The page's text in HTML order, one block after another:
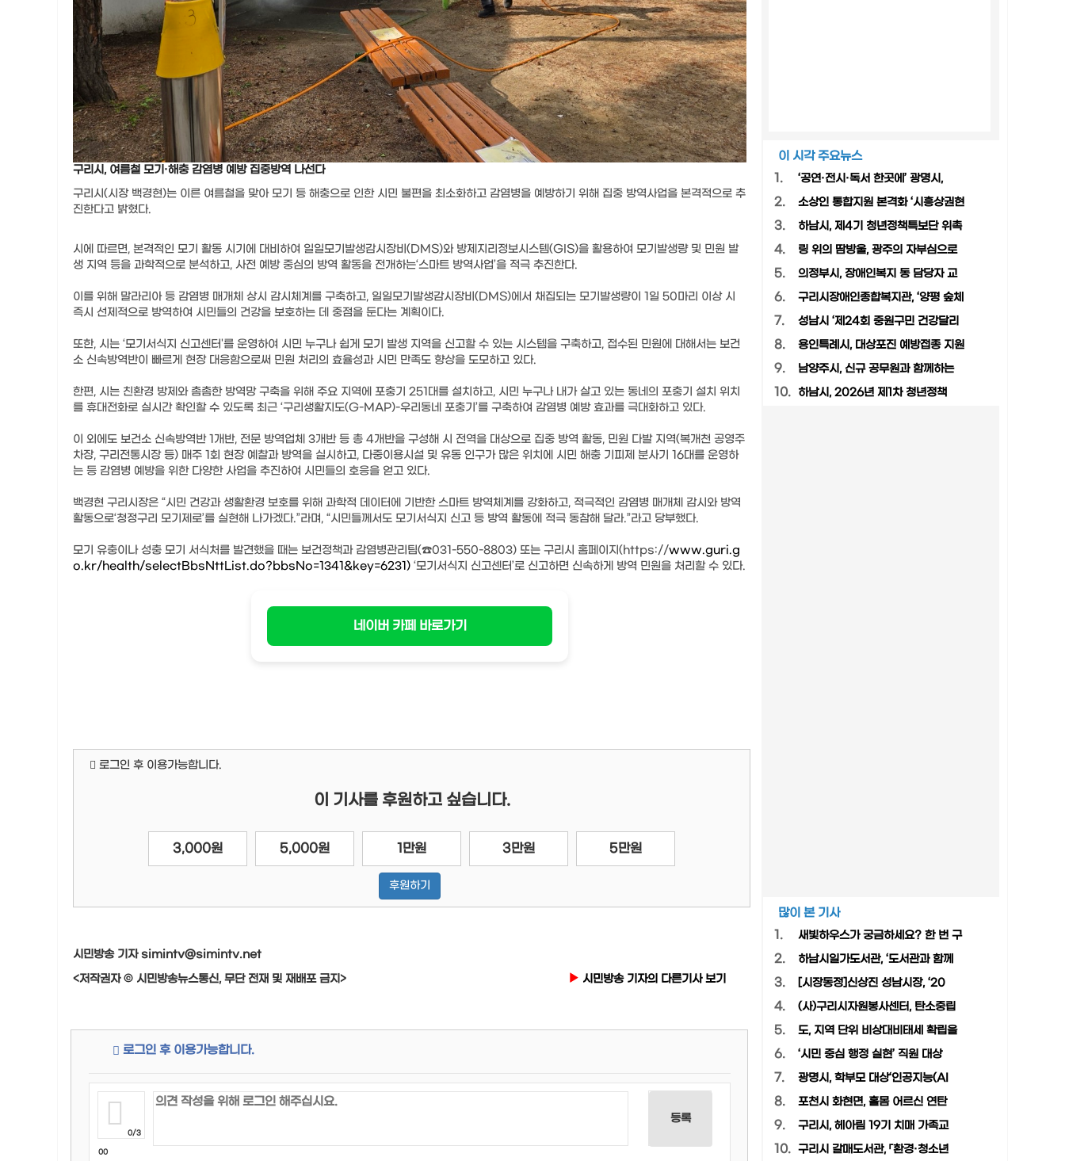
구리시, 여름철 모기·해충 감염병 예방 집중방역 나선다
구리시(시장 백경현)는 이른 여름철을 맞아 모기 등 해충으로 인한 시민 불편을 최소화하고 감염병을 예방하기 위해 집중 방역사업을 본격적으로 추
진한다고 밝혔다.
시에 따르면, 본격적인 모기 활동 시기에 대비하여 일일모기발생감시장비(DMS)와 방제지리정보시스템(GIS)을 활용하여 모기발생량 및 민원 발
생 지역 등을 과학적으로 분석하고, 사전 예방 중심의 방역 활동을 전개하는‘스마트 방역사업’을 적극 추진한다.
이를 위해 말라리아 등 감염병 매개체 상시 감시체계를 구축하고, 일일모기발생감시장비(DMS)에서 채집되는 모기발생량이 1일 50마리 이상 시
즉시 선제적으로 방역하여 시민들의 건강을 보호하는 데 중점을 둔다는 계획이다.
또한, 시는 ‘모기서식지 신고센터'를 운영하여 시민 누구나 쉽게 모기 발생 지역을 신고할 수 있는 시스템을 구축하고, 접수된 민원에 대해서는 보건
소 신속방역반이 빠르게 현장 대응함으로써 민원 처리의 효율성과 시민 만족도 향상을 도모하고 있다.
한편, 시는 친환경 방제와 촘촘한 방역망 구축을 위해 주요 지역에 포충기 251대를 설치하고, 시민 누구나 내가 살고 있는 동네의 포충기 설치 위치
를 휴대전화로 실시간 확인할 수 있도록 최근 ‘구리생활지도(G-MAP)-우리동네 포충기’를 구축하여 감염병 예방 효과를 극대화하고 있다.
이 외에도 보건소 신속방역반 1개반, 전문 방역업체 3개반 등 총 4개반을 구성해 시 전역을 대상으로 집중 방역 활동, 민원 다발 지역(복개천 공영주
차장, 구리전통시장 등) 매주 1회 현장 예찰과 방역을 실시하고, 다중이용시설 및 유동 인구가 많은 위치에 시민 해충 기피제 분사기 16대를 운영하
는 등 감염병 예방을 위한 다양한 사업을 추진하여 시민들의 호응을 얻고 있다.
백경현 구리시장은 “시민 건강과 생활환경 보호를 위해 과학적 데이터에 기반한 스마트 방역체계를 강화하고, 적극적인 감염병 매개체 감시와 방역
활동으로‘청정구리 모기제로’를 실현해 나가겠다.”라며, “시민들께서도 모기서식지 신고 등 방역 활동에 적극 동참해 달라.”라고 당부했다.
모기 유충이나 성충 모기 서식처를 발견했을 때는 보건정책과 감염병관리팀(☎031-550-8803) 또는 구리시 홈페이지(https://www.guri.g
o.kr/health/selectBbsNttList.do?bbsNo=1341&key=6231) ‘모기서식지 신고센터’로 신고하면 신속하게 방역 민원을 처리할 수 있다.
네이버 카페 바로가기
로그인 후 이용가능합니다.
이 기사를 후원하고 싶습니다.
3,000원 5,000원 1만원 3만원 5만원
후원하기
시민방송 기자 simintv@simintv.net
<저작권자 © 시민방송뉴스통신, 무단 전재 및 재배포 금지>
시민방송 기자의 다른기사 보기
로그인 후 이용가능합니다.
0/3
00
등록
이 시각 주요뉴스
1.
‘공연·전시·독서 한곳에’ 광명시,
2. 소상인 통합지원 본격화 ‘시흥상권현
3. 하남시, 제4기 청년정책특보단 위촉
4. 링 위의 땀방울, 광주의 자부심으로
5. 의정부시, 장애인복지 동 담당자 교
6. 구리시장애인종합복지관, ‘양평 숲체
7. 성남시 ‘제24회 중원구민 건강달리
8. 용인특례시, 대상포진 예방접종 지원
9. 남양주시, 신규 공무원과 함께하는
10. 하남시, 2026년 제1차 청년정책
많이 본 기사
1.
새빛하우스가 궁금하세요? 한 번 구
2. 하남시일가도서관, ‘도서관과 함께
3. [시장동정]신상진 성남시장, ‘20
4. (사)구리시자원봉사센터, 탄소중립
5. 도, 지역 단위 비상대비태세 확립을
6. ‘시민 중심 행정 실현’ 직원 대상
7. 광명시, 학부모 대상‘인공지능(AI
8. 포천시 화현면, 홀몸 어르신 연탄
9. 구리시, 헤아림 19기 치매 가족교
10. 구리시 갈매도서관, 「환경·청소년